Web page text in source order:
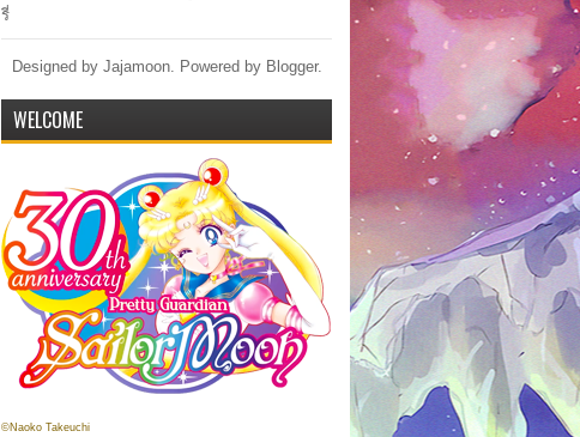
รี่
Designed by Jajamoon. Powered by Blogger.
WELCOME
©Naoko Takeuchi